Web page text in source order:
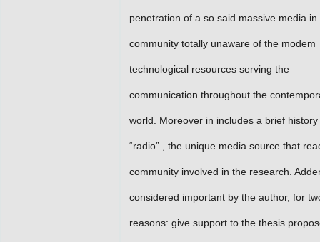
penetration of a so said massive media in
community totally unaware of the modem
technological resources serving the
communication throughout the
world. Moreover in includes a brief
“radio” , the unique media source that
community involved in the research.
considered important by the author, for
reasons: give support to the thesis